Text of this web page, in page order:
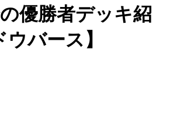
優勝者デッキ紹
バース】